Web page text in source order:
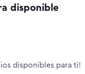
disponible
disponibles para ti!